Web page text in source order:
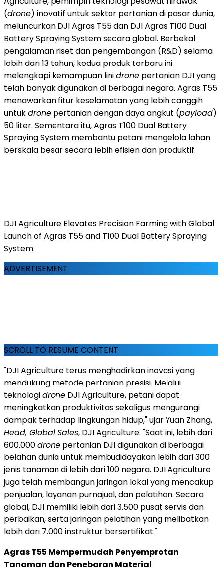
(drone) inovatif untuk sektor pertanian di pasar dunia,
meluncurkan DJI Agras T55 dan DJI Agras T100 Dual
Battery Spraying System secara global. Berbekal
pengalaman riset dan pengembangan (R&D) selama
lebih dari 13 tahun, kedua produk terbaru ini
melengkapi kemampuan linidrone pertanian DJI yang
telah banyak digunakan di berbagai negara. Agras T55
menawarkan fitur keselamatan yang lebih canggih
untukdrone pertanian dengan daya angkut (payload)
50 liter. Sementara itu, Agras T100 Dual Battery
Spraying System membantu petani mengelola lahan
berskala besar secara lebih efisien dan produktif.
DJI Agriculture Elevates Precision Farming with Global
Launch of Agras T55 and T100 Dual Battery Spraying
System
ADVERTISEMENT
SCROLL TO RESUME CONTENT
"DJI Agriculture terus menghadirkan inovasi yang
mendukung metode pertanian presisi. Melalui
teknologidrone DJI Agriculture, petani dapat
meningkatkan produktivitas sekaligus mengurangi
dampak terhadap lingkungan hidup," ujar Yuan Zhang,
Head, Global Sales, DJI Agriculture. "Saat ini, lebih dari
600.000drone pertanian DJI digunakan di berbagai
belahan dunia untuk membudidayakan lebih dari 300
jenis tanaman di lebih dari 100 negara. DJI Agriculture
juga telah membangun jaringan lokal yang mencakup
penjualan, layanan purnajual, dan pelatihan. Secara
global, DJI memiliki lebih dari 3.500 pusat servis dan
perbaikan, serta jaringan pelatihan yang melibatkan
lebih dari 7.000 instruktur bersertifikat."
Agras T55 Mempermudah Penyemprotan
Tanaman dan Penebaran Material